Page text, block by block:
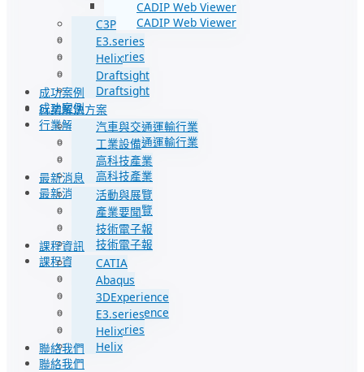
資訊管理系統(PDM)
CADIP Web Viewer
C3P
E3.series
Helix
Draftsight
成功案例
行業解決方案
汽車與交通運輸行業
工業設備
高科技產業
最新消息
活動與展覽
產業要聞
技術電子報
課程資訊
CATIA
Abaqus
3DExperience
E3.series
Helix
聯絡我們
CADIP Web Viewer
C3P
E3.series
Helix
Draftsight
成功案例
行業解決方案
汽車與交通運輸行業
工業設備
高科技產業
最新消息
活動與展覽
產業要聞
技術電子報
課程資訊
CATIA
Abaqus
3DExperience
E3.series
Helix
聯絡我們